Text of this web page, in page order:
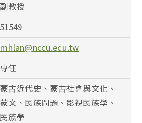
副教授
51549
mhlan@nccu.edu.tw
專任
蒙古近代史、蒙古社會與文化、
蒙文、民族問題、影視民族學、
民族學